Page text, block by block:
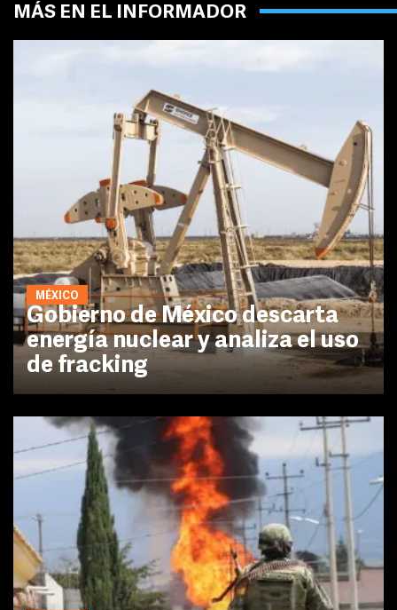
MÁS EN EL INFORMADOR
MÉXICO
Gobierno de México descarta
energía nuclear y analiza el uso
de fracking